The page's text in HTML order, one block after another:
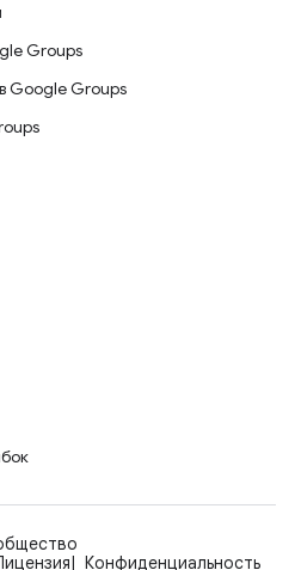
Groups
Google Groups
Конфиденциальность